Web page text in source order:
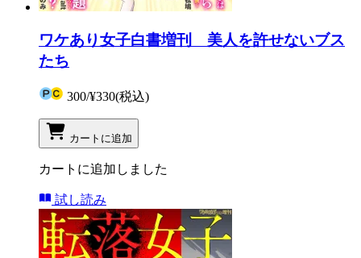
ワケあり女子白書増刊 美人を許せないブス
たち
300/¥330(税込)
カートに追加
カートに追加しました
試し読み